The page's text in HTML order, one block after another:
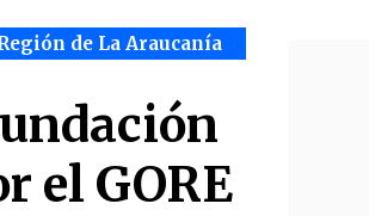
de La Araucanía
el GORE